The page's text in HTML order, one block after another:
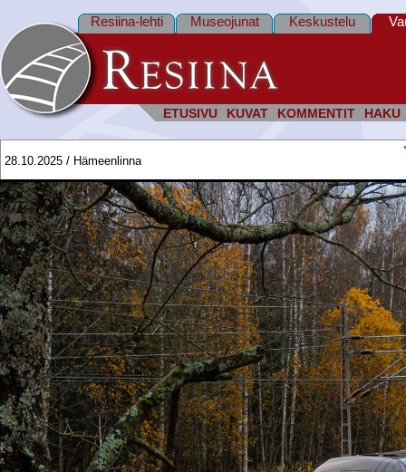
ETUSIVU KUVAT KOMMENTIT HAKU
Resiina-lehti Museojunat Keskustelu
28.10.2025 / Hämeenlinna